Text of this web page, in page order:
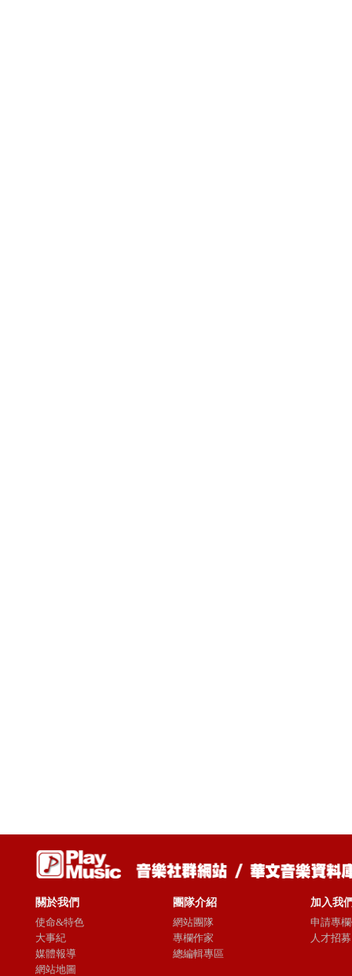
關於我們
使命&特色
大事紀
媒體報導
網站地圖
團隊介紹
網站團隊
專欄作家
總編輯專區
加入我
申請專
人才招募